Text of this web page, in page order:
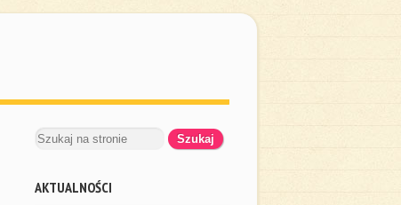
AKTUALNOŚCI